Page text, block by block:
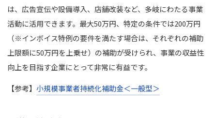
は、広告宣伝や設備導入、店舗改装など、多岐にわたる事業
活動に活用できます。最大50万円、特定の条件では200万円
（※インボイス特例の要件を満たす場合は、それぞれの補助
上限額に50万円を上乗せ）の補助が受けられ、事業の収益性
向上を目指す企業にとって非常に有益です。
【参考】 小規模事業者持続化補助金＜一般型＞